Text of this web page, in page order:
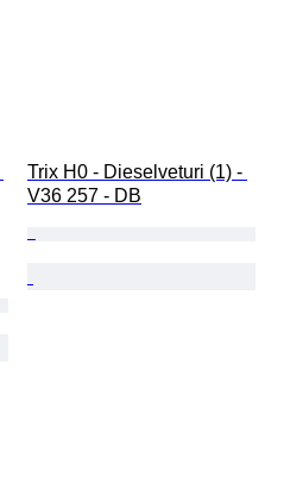
Trix H0 - Dieselveturi (1) -
V36 257 - DB